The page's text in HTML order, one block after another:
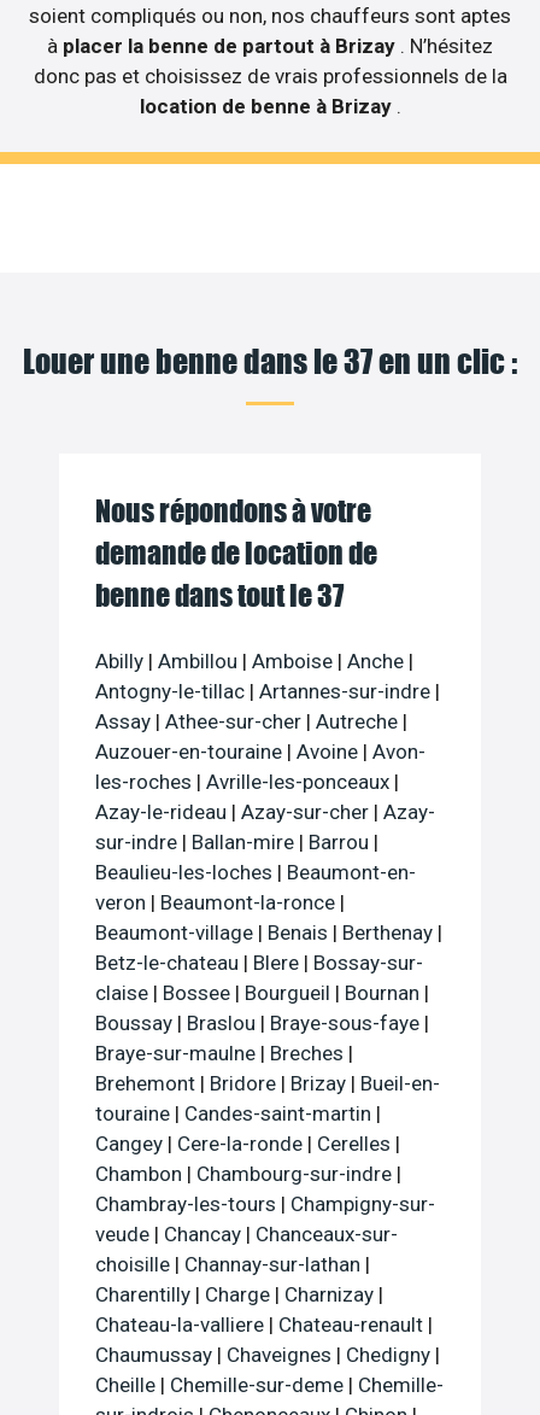
soient compliqués ou non, nos chauffeurs sont aptes
à placer la benne de partout à Brizay . N’hésitez
donc pas et choisissez de vrais professionnels de la
location de benne à Brizay .
Louer une benne dans le 37 en un clic :
Nous répondons à votre
demande de location de
benne dans tout le 37
Abilly | Ambillou | Amboise | Anche |
Antogny-le-tillac | Artannes-sur-indre |
Assay | Athee-sur-cher | Autreche |
Auzouer-en-touraine | Avoine | Avon-
les-roches | Avrille-les-ponceaux |
Azay-le-rideau | Azay-sur-cher | Azay-
sur-indre | Ballan-mire | Barrou |
Beaulieu-les-loches | Beaumont-en-
veron | Beaumont-la-ronce |
Beaumont-village | Benais | Berthenay |
Betz-le-chateau | Blere | Bossay-sur-
claise | Bossee | Bourgueil | Bournan |
Boussay | Braslou | Braye-sous-faye |
Braye-sur-maulne | Breches |
Brehemont | Bridore | Brizay | Bueil-en-
touraine | Candes-saint-martin |
Cangey | Cere-la-ronde | Cerelles |
Chambon | Chambourg-sur-indre |
Chambray-les-tours | Champigny-sur-
veude | Chancay | Chanceaux-sur-
choisille | Channay-sur-lathan |
Charentilly | Charge | Charnizay |
Chateau-la-valliere | Chateau-renault |
Chaumussay | Chaveignes | Chedigny |
Cheille | Chemille-sur-deme | Chemille-